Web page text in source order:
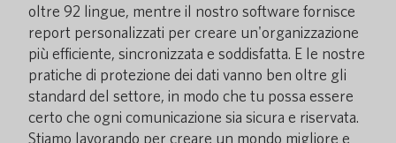
oltre 92 lingue, mentre il nostro software fornisce
report personalizzati per creare un'organizzazione
più efficiente, sincronizzata e soddisfatta. E le nostre
pratiche di protezione dei dati vanno ben oltre gli
standard del settore, in modo che tu possa essere
certo che ogni comunicazione sia sicura e riservata.
Stiamo lavorando per creare un mondo migliore e